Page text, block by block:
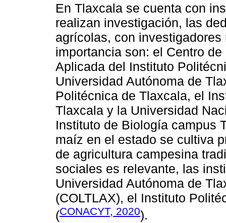
En Tlaxcala se cuenta con
realizan investigación, las
agrícolas, con
importancia son: el Centro
Aplicada del Instituto
Universidad Autónoma de
Politécnica de Tlaxcala, el
Tlaxcala y la Universidad
Instituto de Biología campus
maíz en el estado se cultiva
de agricultura campesina
sociales es relevante, las
Universidad Autónoma de
(COLTLAX), el Instituto
(CONACYT, 2020).